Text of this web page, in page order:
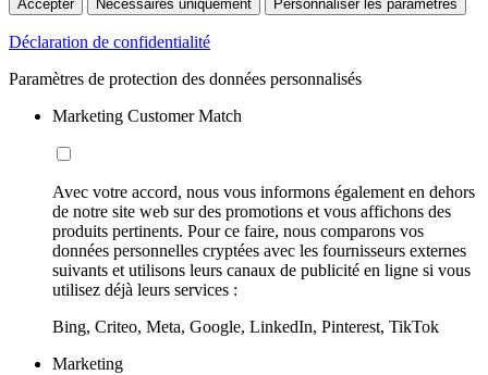
Accepter Nécessaires uniquement Personnaliser les paramètres
Déclaration de confidentialité
Paramètres de protection des données personnalisés
Marketing Customer Match
Avec votre accord, nous vous informons également en dehors
de notre site web sur des promotions et vous affichons des
produits pertinents. Pour ce faire, nous comparons vos
données personnelles cryptées avec les fournisseurs externes
suivants et utilisons leurs canaux de publicité en ligne si vous
utilisez déjà leurs services :
Bing, Criteo, Meta, Google, LinkedIn, Pinterest, TikTok
Marketing